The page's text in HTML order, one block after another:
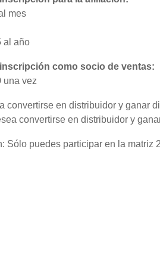
mes
al año
como socio de ventas:
una vez
convertirse en distribuidor y ganar
convertirse en distribuidor y
Sólo puedes participar en la matriz